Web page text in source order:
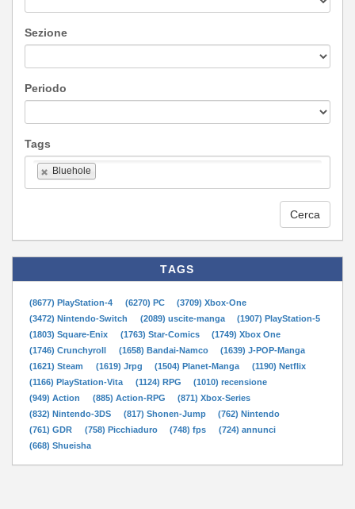
Sezione
Periodo
Tags
Bluehole
Cerca
TAGS
(8677) PlayStation-4 (6270) PC
(3709) Xbox-One
(3472) Nintendo-Switch
(2089) uscite-manga
(1907) PlayStation-5
(1803) Square-Enix
(1763) Star-Comics
(1749) Xbox One
(1746) Crunchyroll
(1658) Bandai-Namco
(1639) J-POP-Manga
(1621) Steam
(1619) Jrpg (1504) Planet-Manga
(1190) Netflix
(1166) PlayStation-Vita
(1124) RPG
(1010) recensione
(949) Action
(885) Action-RPG
(871) Xbox-Series
(832) Nintendo-3DS
(817) Shonen-Jump
(762) Nintendo
(761) GDR
(758) Picchiaduro (748) fps
(724) annunci
(668) Shueisha